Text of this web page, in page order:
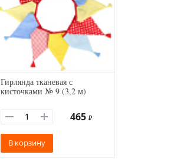
Гирлянда тканевая с
кисточками № 9 (3,2 м)
465 ₽
В корзину